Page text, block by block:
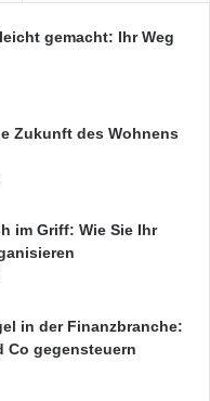
gemacht: Ihr Weg
Zukunft des Wohnens
im Griff: Wie Sie Ihr
in der Finanzbranche:
Co gegensteuern